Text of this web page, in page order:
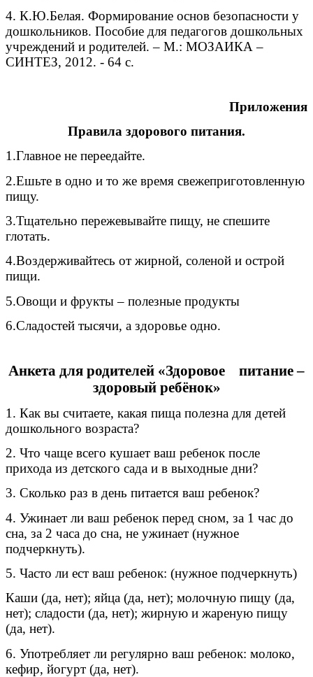
4. К.Ю.Белая. Формирование основ безопасности у
дошкольников. Пособие для педагогов дошкольных
учреждений и родителей. – М.: МОЗАИКА –
СИНТЕЗ, 2012. - 64 с.
Приложения
Правила здорового питания.
1.Главное не переедайте.
2.Ешьте в одно и то же время свежеприготовленную
пищу.
3.Тщательно пережевывайте пищу, не спешите
глотать.
4.Воздерживайтесь от жирной, соленой и острой
пищи.
5.Овощи и фрукты – полезные продукты
6.Сладостей тысячи, а здоровье одно.
Анкета для родителей «Здоровое питание –
здоровый ребёнок»
1. Как вы считаете, какая пища полезна для детей
дошкольного возраста?
2. Что чаще всего кушает ваш ребенок после
прихода из детского сада и в выходные дни?
3. Сколько раз в день питается ваш ребенок?
4. Ужинает ли ваш ребенок перед сном, за 1 час до
сна, за 2 часа до сна, не ужинает (нужное
подчеркнуть).
5. Часто ли ест ваш ребенок: (нужное подчеркнуть)
Каши (да, нет); яйца (да, нет); молочную пищу (да,
нет); сладости (да, нет); жирную и жареную пищу
(да, нет).
6. Употребляет ли регулярно ваш ребенок: молоко,
кефир, йогурт (да, нет).